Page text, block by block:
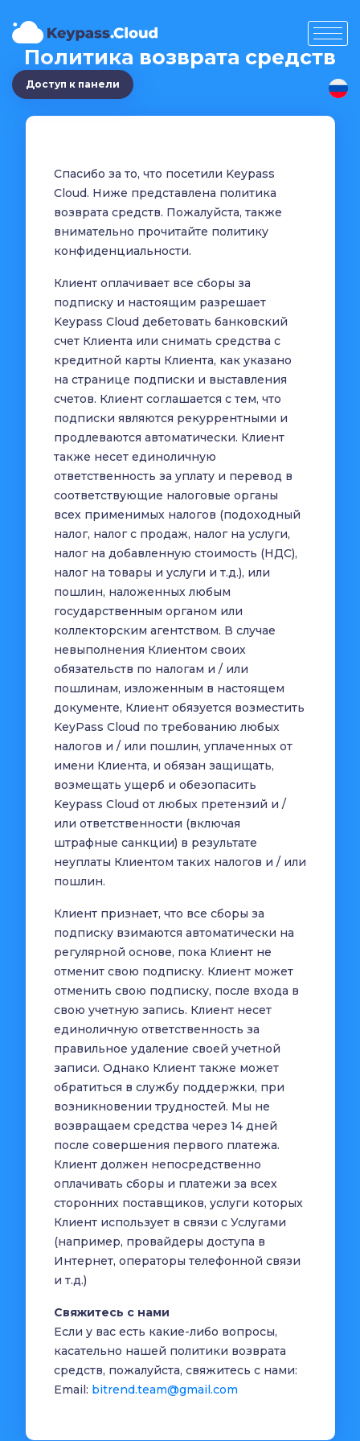
Доступ к панели
Политика возврата средств
Спасибо за то, что посетили Keypass
Cloud. Ниже представлена политика
возврата средств. Пожалуйста, также
внимательно прочитайте политику
конфиденциальности.
Клиент оплачивает все сборы за
подписку и настоящим разрешает
Keypass Cloud дебетовать банковский
счет Клиента или снимать средства с
кредитной карты Клиента, как указано
на странице подписки и выставления
счетов. Клиент соглашается с тем, что
подписки являются рекуррентными и
продлеваются автоматически. Клиент
также несет единоличную
ответственность за уплату и перевод в
соответствующие налоговые органы
всех применимых налогов (подоходный
налог, налог с продаж, налог на услуги,
налог на добавленную стоимость (НДС),
налог на товары и услуги и т.д.), или
пошлин, наложенных любым
государственным органом или
коллекторским агентством. В случае
невыполнения Клиентом своих
обязательств по налогам и / или
пошлинам, изложенным в настоящем
документе, Клиент обязуется возместить
KeyPass Cloud по требованию любых
налогов и / или пошлин, уплаченных от
имени Клиента, и обязан защищать,
возмещать ущерб и обезопасить
Keypass Cloud от любых претензий и /
или ответственности (включая
штрафные санкции) в результате
неуплаты Клиентом таких налогов и / или
пошлин.
Клиент признает, что все сборы за
подписку взимаются автоматически на
регулярной основе, пока Клиент не
отменит свою подписку. Клиент может
отменить свою подписку, после входа в
свою учетную запись. Клиент несет
единоличную ответственность за
правильное удаление своей учетной
записи. Однако Клиент также может
обратиться в службу поддержки, при
возникновении трудностей. Мы не
возвращаем средства через 14 дней
после совершения первого платежа.
Клиент должен непосредственно
оплачивать сборы и платежи за всех
сторонних поставщиков, услуги которых
Клиент использует в связи с Услугами
(например, провайдеры доступа в
Интернет, операторы телефонной связи
и т.д.)
Свяжитесь с нами
Если у вас есть какие-либо вопросы,
касательно нашей политики возврата
средств, пожалуйста, свяжитесь с нами:
Email: bitrend.team@gmail.com